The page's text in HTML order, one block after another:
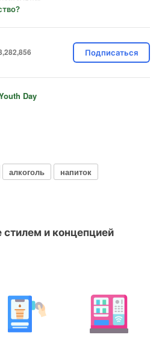
Подписаться
Day
алкоголь
напиток
и концепцией